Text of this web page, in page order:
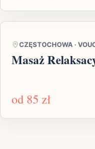
CZĘSTOCHOWA ·
Masaż
od 85 zł